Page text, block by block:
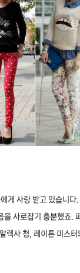
게 사랑 받고 있습니다
을 사로잡기 충분했죠.
렉사 청, 레이튼 미스터